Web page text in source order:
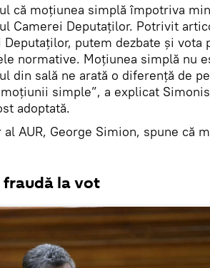
că moţiunea simplă împotriva
Camerei Deputaţilor. Potrivit
putem dezbate şi vota
normative. Moţiunea simplă nu
din sală ne arată o diferenţă de
simple”, a explicat
adoptată.
AUR, George Simion, spune că
fraudă la vot